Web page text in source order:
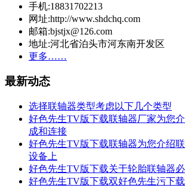
手机:18831702213
网址:http://www.shdchq.com
邮箱:bjstjx@126.com
地址:河北省泊头市河东南开发区
更多……
最新动态
选择联轴器类型考虑以下几个类型
好色先生TV版下载联轴器厂家为您
成和连接
好色先生TV版下载联轴器为您介绍
设备上
好色先生TV版下载关于轮胎联轴器
好色先生TV版下载双好色先生污下